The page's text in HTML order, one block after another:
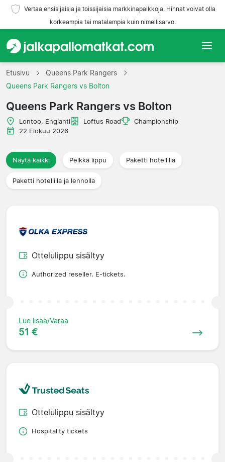
Vertaa ensisijaisia ja toissijaisia markkinapaikkoja. Hinnat voivat olla
korkeampia tai matalampia kuin nimellisarvo.
Etusivu
Liigat
Etusivu
Queens Park Rangers
Queens Park Rangers vs Bolton
Queens Park Rangers vs Bolton
Lontoo, Englanti Loftus Road
Championship
22 Elokuu 2026
Näytä kaikki Pelkkä lippu Paketti hotellilla
Paketti hotellilla ja lennolla
Ottelulippu sisältyy
Authorized reseller. E-tickets.
Lue lisää/Varaa
51 €
Ottelulippu sisältyy
Hospitality tickets